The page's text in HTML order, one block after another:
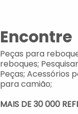
Encontre
Peças para
reboques;
Peças; Acessórios
para camião;
MAIS DE 30 000